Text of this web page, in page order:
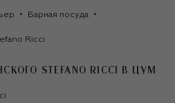
Барная посуда
Ricci
STEFANO RICCI В ЦУМ